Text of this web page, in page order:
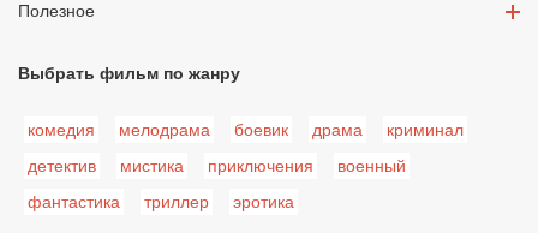
Полезное
Выбрать фильм по жанру
комедия мелодрама боевик драма
криминал
детектив
мистика приключения
военный
фантастика
триллер эротика